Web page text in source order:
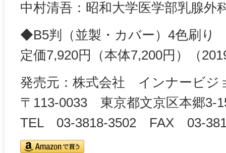
中村清吾：昭和大学医学部乳腺外
◆B5判（並製・カバー）4色刷り
定価7,920円（本体7,200円）（
発売元：株式会社 インナービジ
〒113-0033 東京都文京区本郷3-
TEL 03-3818-3502 FAX 03-